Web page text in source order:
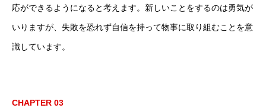
応ができるようになると考えます。新しいことをするのは勇気が
いりますが、失敗を恐れず自信を持って物事に取り組むことを意
識しています。
CHAPTER 03